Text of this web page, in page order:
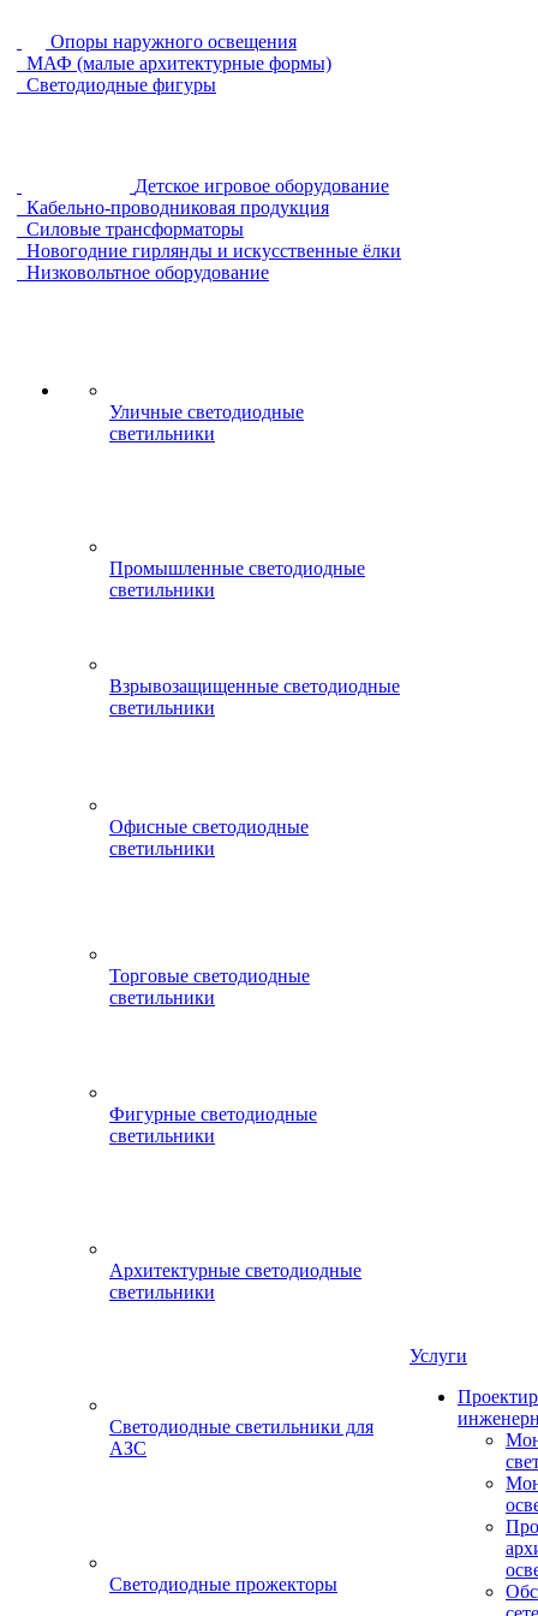
Опоры наружного освещения
МАФ (малые архитектурные формы)
Светодиодные фигуры
Детское игровое оборудование
Кабельно-проводниковая продукция
Силовые трансформаторы
Новогодние гирлянды и искусственные ёлки
Низковольтное оборудование
Уличные светодиодные
светильники
Промышленные светодиодные
светильники
Взрывозащищенные светодиодные
светильники
Офисные светодиодные
светильники
Торговые светодиодные
светильники
Фигурные светодиодные
светильники
Архитектурные светодиодные
светильники
Светодиодные светильники для
АЗС
Светодиодные прожекторы
Услуги